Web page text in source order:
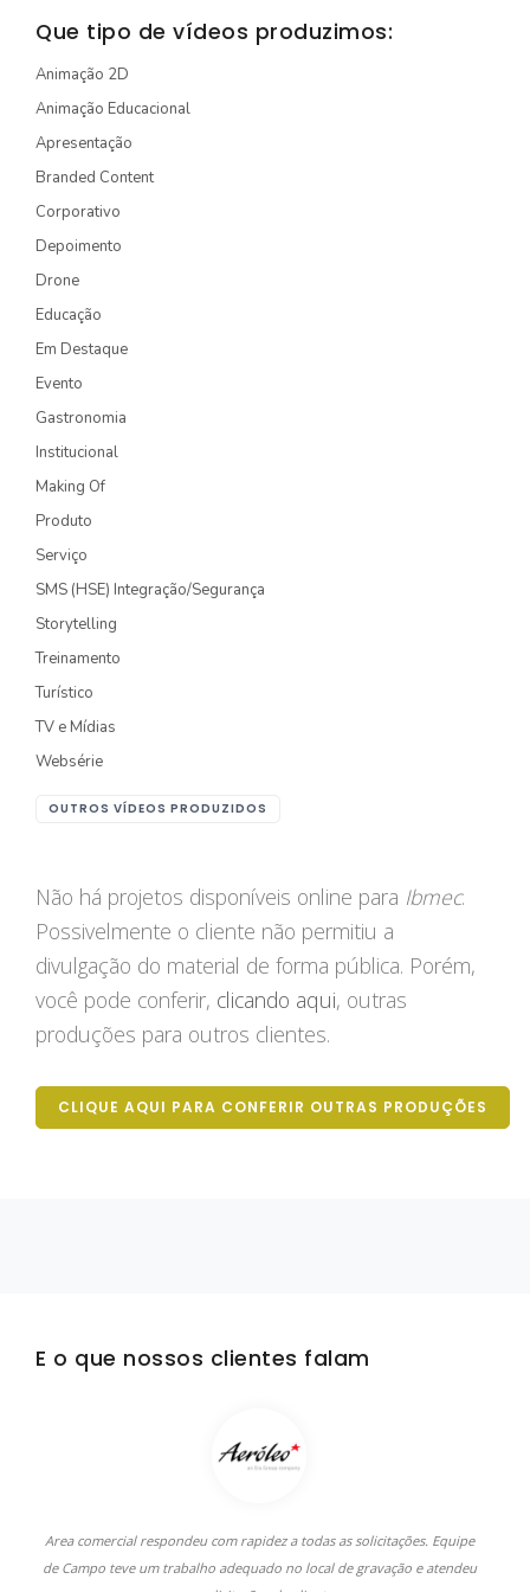
STORYTELLING
EDIÇÃO / CAPTAÇÃO
FOTOGRAFIA
ESTÚDIO
FOTO/VÍDEO
RECEITA / AULA
PRODUTO/SERVIÇO
INSTITUCIONAL
Que tipo de vídeos produzimos:
Animação 2D
Animação Educacional
Apresentação
Branded Content
Corporativo
Depoimento
Drone
Educação
Em Destaque
Evento
Gastronomia
Institucional
Making Of
Produto
Serviço
SMS (HSE) Integração/Segurança
Storytelling
Treinamento
Turístico
TV e Mídias
Websérie
OUTROS VÍDEOS PRODUZIDOS
Não há projetos disponíveis online para Ibmec.
Possivelmente o cliente não permitiu a
divulgação do material de forma pública. Porém,
você pode conferir, clicando aqui, outras
produções para outros clientes.
CLIQUE AQUI PARA CONFERIR OUTRAS PRODUÇÕES
E o que nossos clientes falam
Area comercial respondeu com rapidez a todas as solicitações. Equipe
de Campo teve um trabalho adequado no local de gravação e atendeu